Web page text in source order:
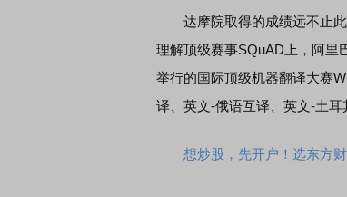
达摩院取得的成绩远不止此
理解顶级赛事SQuAD上，阿里
举行的国际顶级机器翻译大赛
译、英文-俄语互译、英文-土耳
想炒股，先开户！选东方